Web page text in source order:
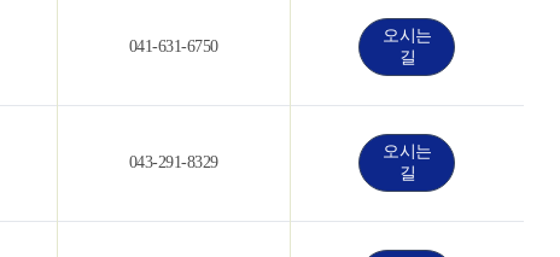
041-631-6750
오시는
길
043-291-8329
오시는
길